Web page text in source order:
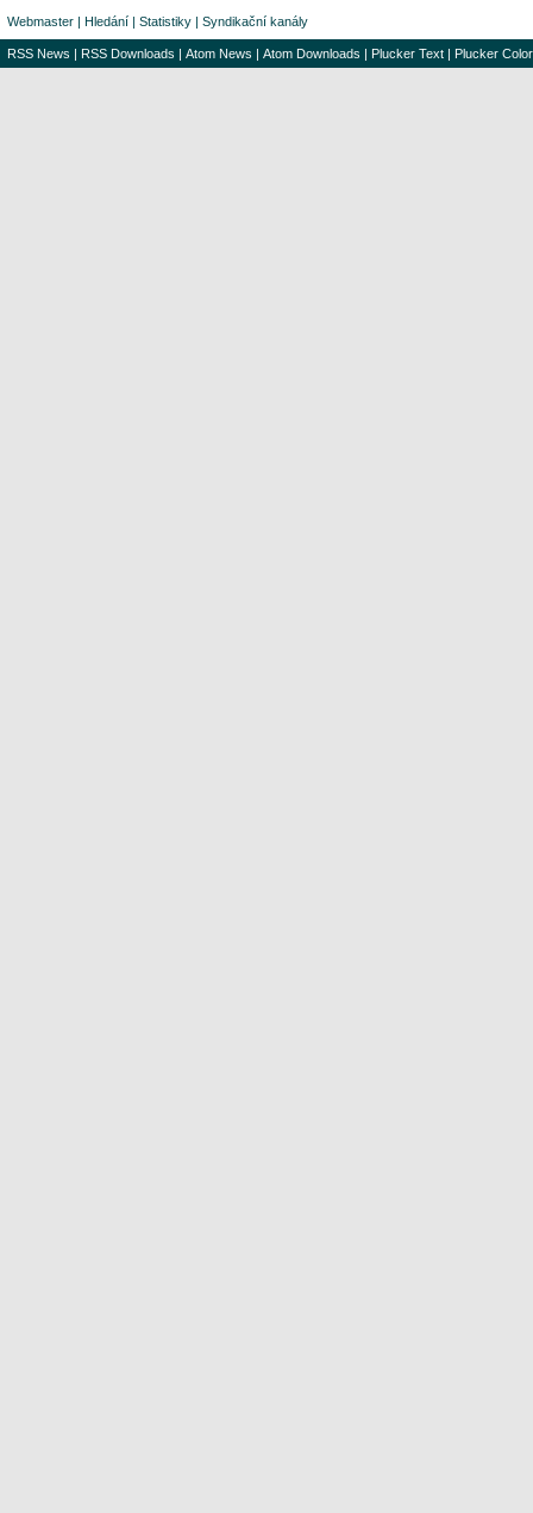
Webmaster | Hledání | Statistiky | Syndikační kanály
RSS News | RSS Downloads | Atom News | Atom Downloads | Plucker Text | Plucker Color